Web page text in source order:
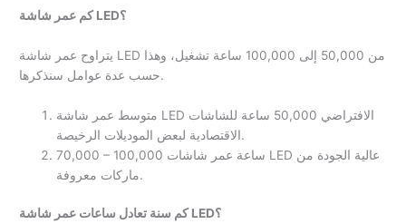
كم عمر شاشة LED؟
يتراوح عمر شاشة LED من 50,000 إلى 100,000 ساعة تشغيل، وهذا
حسب عدة عوامل سنذكرها.
متوسط عمر شاشة LED الافتراضي 50,000 ساعة للشاشات
الاقتصادية لبعض الموديلات الرخيصة.
70,000 – 100,000 ساعة عمر شاشات LED عالية الجودة من
ماركات معروفة.
كم سنة تعادل ساعات عمر شاشة LED؟